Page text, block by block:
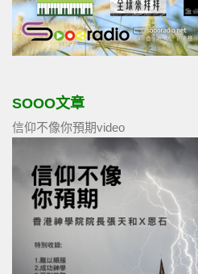
SOOO文章
信仰不像你預期video